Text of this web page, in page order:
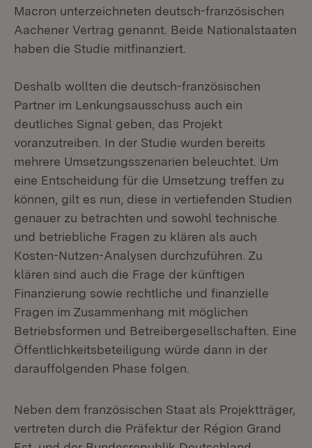
Macron unterzeichneten deutsch-französischen
Aachener Vertrag genannt. Beide Nationalstaaten
haben die Studie mitfinanziert.
Deshalb wollten die deutsch-französischen
Partner im Lenkungsausschuss auch ein
deutliches Signal geben, das Projekt
voranzutreiben. In der Studie wurden bereits
mehrere Umsetzungsszenarien beleuchtet. Um
eine Entscheidung für die Umsetzung treffen zu
können, gilt es nun, diese in vertiefenden Studien
genauer zu betrachten und sowohl technische
und betriebliche Fragen zu klären als auch
Kosten-Nutzen-Analysen durchzuführen. Zu
klären sind auch die Frage der künftigen
Finanzierung sowie rechtliche und finanzielle
Fragen im Zusammenhang mit möglichen
Betriebsformen und Betreibergesellschaften. Eine
Öffentlichkeitsbeteiligung würde dann in der
darauffolgenden Phase folgen.
Neben dem französischen Staat als Projektträger,
vertreten durch die Präfektur der Région Grand